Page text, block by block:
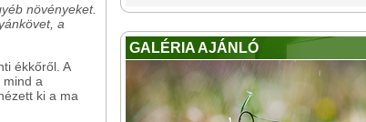
növényeket.
a
ékkőről. A
a
ki a ma
GALÉRIA AJÁNLÓ